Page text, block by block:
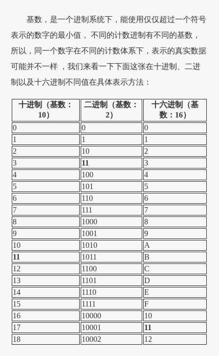
基数，是一个进制系统下，能使用仅仅超过一个符号
表示的数字的最小值， 不同的计数进制有不同的基数，
所以，同一个数字在不同的计数体系下，表示的真实数据
可能并不一样 ，我们来看一下下面这张在十进制、二进
制以及十六进制不同值在具体表示方法：
十进制（基数：
10）
二进制（基数：
2）
十六进制（基
数：16）
0
0
0
1
1
1
2
10
2
3
11
3
4
100
4
5
101
5
6
110
6
7
111
7
8
1000
8
9
1001
9
10
1010
A
11
1011
B
12
1100
C
13
1101
D
14
1110
E
15
1111
F
16
10000
10
17
10001
11
18
10002 12